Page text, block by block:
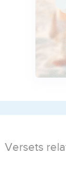
Versets